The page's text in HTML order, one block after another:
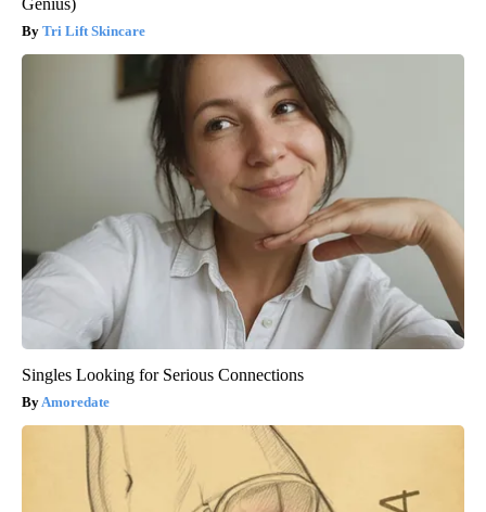
Tri Lift Skincare
Singles Looking for Serious Connections
Amoredate